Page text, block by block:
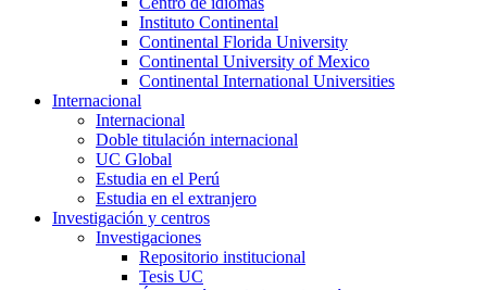
Instituto Continental
Continental Florida University
Continental University of Mexico
Continental International Universities
Internacional
Internacional
Doble titulación internacional
UC Global
Estudia en el Perú
Estudia en el extranjero
Investigación y centros
Investigaciones
Repositorio institucional
Tesis UC